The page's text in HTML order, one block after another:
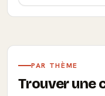
PAR THÈME
Trouver une